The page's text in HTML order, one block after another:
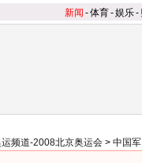
新闻 -体育-娱乐-
运频道-2008北京奥运会 > 中国